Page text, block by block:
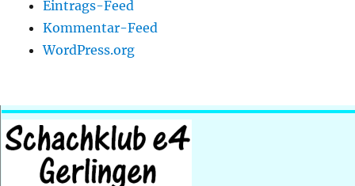
Eintrags-Feed
Kommentar-Feed
WordPress.org